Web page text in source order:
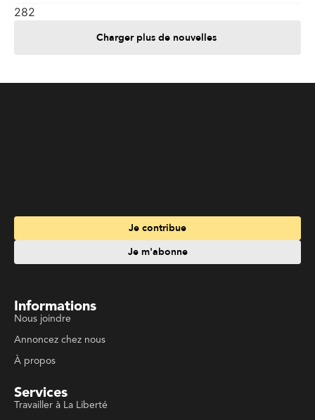
282
Charger plus de nouvelles
Informations
Services
Travailler à La Liberté
Emplois en français
Suivez La Liberté